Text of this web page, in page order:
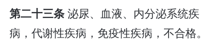
第二十三条泌尿、血液、内分泌系统疾
病，代谢性疾病，免疫性疾病，不合格。